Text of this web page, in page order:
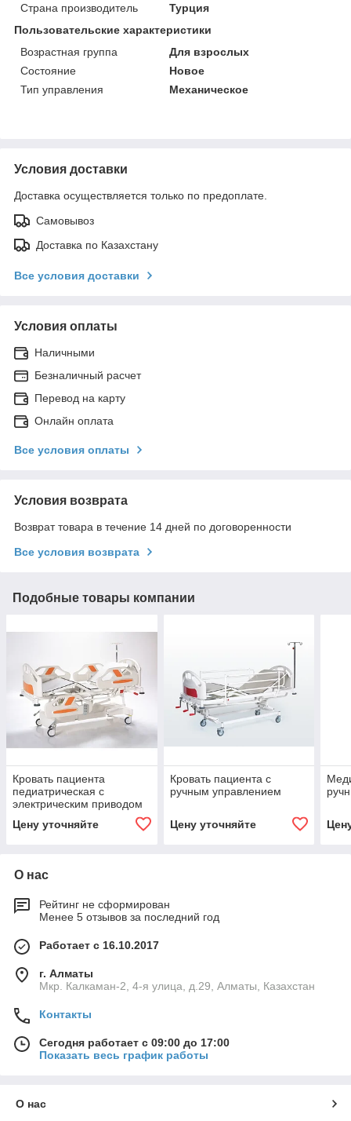
Страна производитель
Турция
Пользовательские характеристики
Возрастная группа
Для взрослых
Состояние
Новое
Тип управления
Механическое
Условия доставки
Доставка осуществляется только по предоплате.
Самовывоз
Доставка по Казахстану
Все условия доставки
Условия оплаты
Наличными
Безналичный расчет
Перевод на карту
Онлайн оплата
Все условия оплаты
Условия возврата
Возврат товара в течение 14 дней по договоренности
Все условия возврата
Подобные товары компании
Кровать пациента
педиатрическая с
электрическим приводом
Цену уточняйте
Кровать пациента с
ручным управлением
Цену уточняйте
О нас
Рейтинг не сформирован
Менее 5 отзывов за последний год
Работает с 16.10.2017
г. Алматы
Мкр. Калкаман-2, 4-я улица, д.29, Алматы, Казахстан
Контакты
Сегодня работает с 09:00 до 17:00
Показать весь график работы
О нас